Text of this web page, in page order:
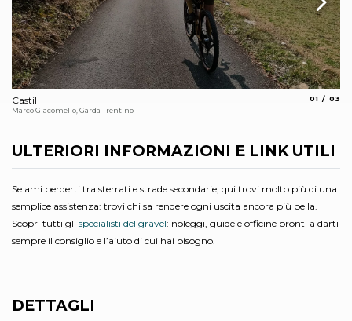
Castil
Marco Giacomello, Garda Trentino
01 03
ULTERIORI INFORMAZIONI E LINK UTILI
Se ami perderti tra sterrati e strade secondarie, qui trovi molto più di una
semplice assistenza: trovi chi sa rendere ogni uscita ancora più bella.
Scopri tutti gli specialisti del gravel: noleggi, guide e officine pronti a darti
sempre il consiglio e l’aiuto di cui hai bisogno.
DETTAGLI